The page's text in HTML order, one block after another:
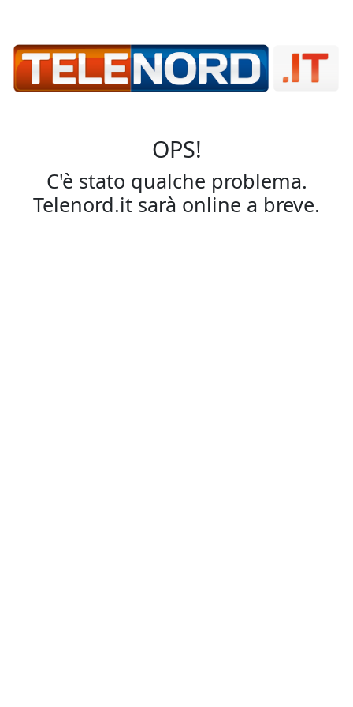
OPS!
C'è stato qualche problema.
Telenord.it sarà online a breve.